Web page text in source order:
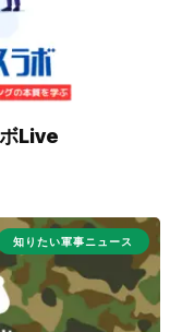
Live
知りたい軍事ニュース